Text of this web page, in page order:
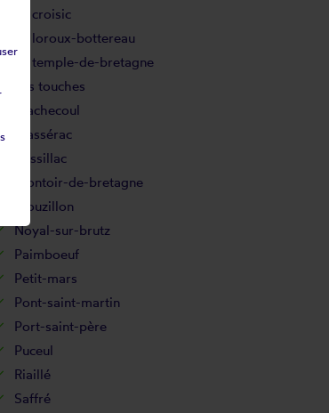
Le croisic
Le loroux-bottereau
Le temple-de-bretagne
Les touches
Machecoul
Massérac
Missillac
Montoir-de-bretagne
Mouzillon
Noyal-sur-brutz
Paimboeuf
Petit-mars
Pont-saint-martin
Port-saint-père
Puceul
Riaillé
Saffré